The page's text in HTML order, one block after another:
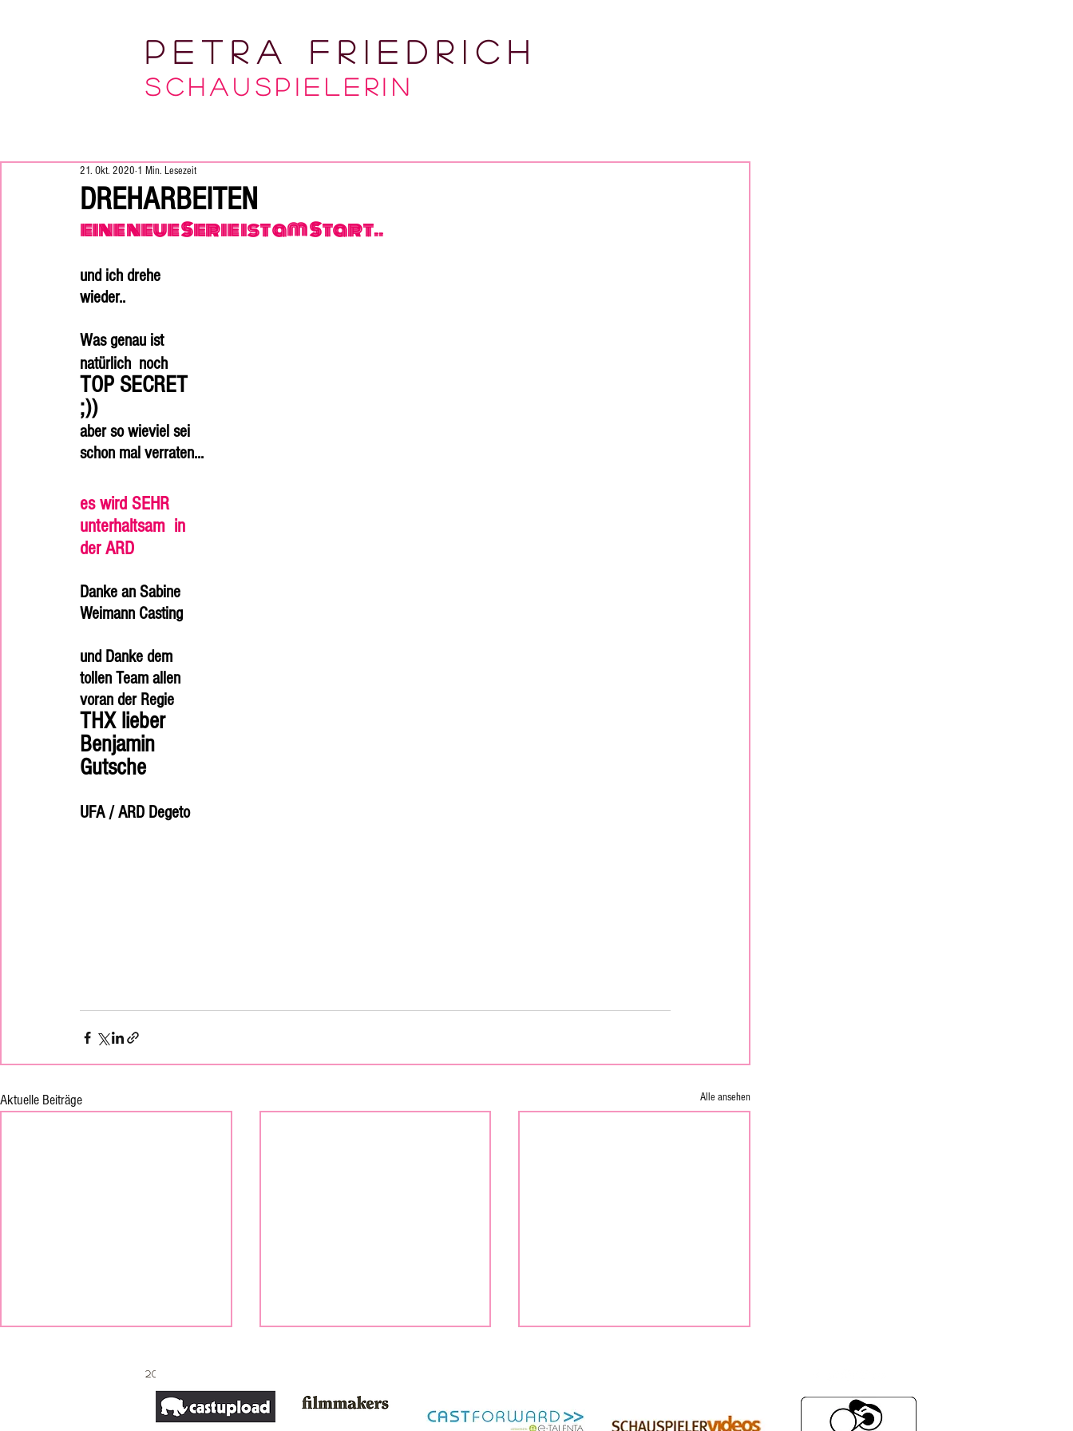
Petra Friedrich
Sc HAUSPIELERIN
DREHARBEITEN
21. Okt. 2020 1 Min. Lesezeit
eine neue Serie ist am Start..
und ich drehe
wieder..
Was genau ist
natürlich  noch
TOP SECRET
;))
aber so wieviel sei
schon mal verraten...
es wird SEHR
unterhaltsam  in
der ARD
Danke an Sabine
Weimann Casting
und Danke dem
tollen Team allen
voran der Regie
THX lieber
Benjamin
Gutsche
UFA / ARD Degeto
Aktuelle Beiträge Alle ansehen
IT´S A WRAP DREHARBEITEN
2020 Petra friedrich